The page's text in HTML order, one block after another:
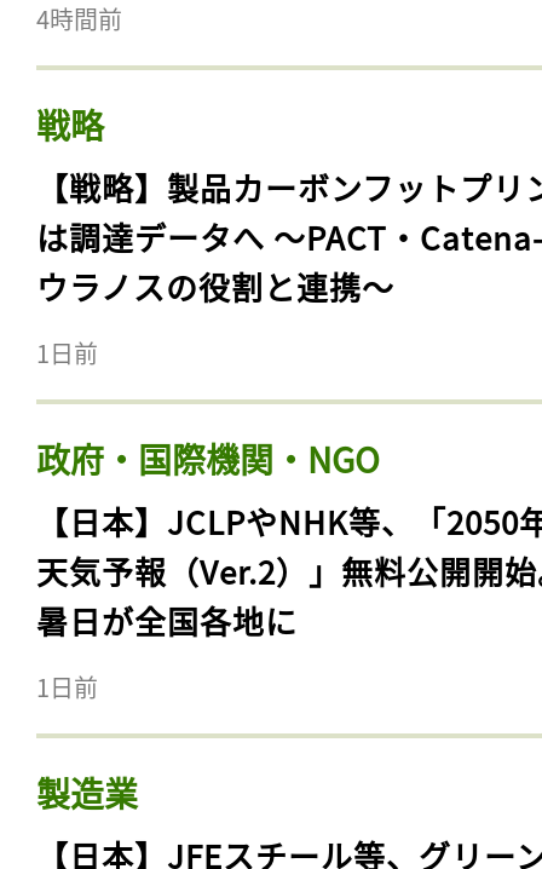
4時間前
戦略
【戦略】製品カーボンフットプリ
は調達データへ 〜PACT・
ウラノスの役割と連携〜
1日前
政府・国際機関・NGO
【日本】JCLPやNHK等、「2050
天気予報（Ver.2）」無料公開開
暑日が全国各地に
1日前
製造業
【日本】JFEスチール等、グリー